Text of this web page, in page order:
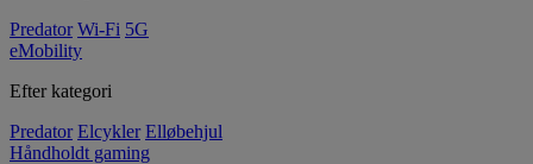
Predator Wi-Fi 5G
eMobility
Efter kategori
Predator Elcykler Elløbehjul
Håndholdt gaming